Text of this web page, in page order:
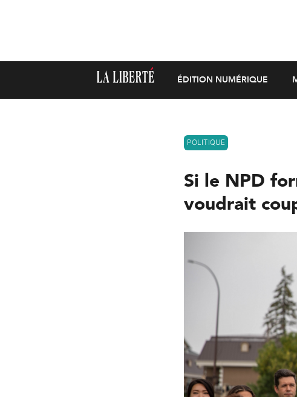
ÉDITION NUMÉRIQUE
POLITIQUE
Si le NPD
voudrait